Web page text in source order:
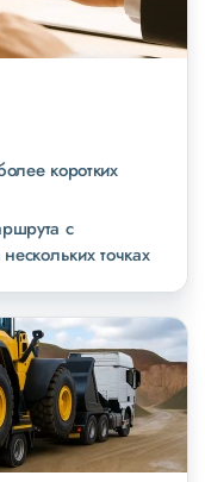
коротких
с
точках